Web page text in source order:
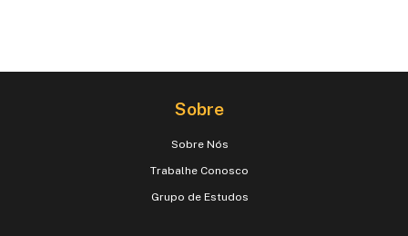
Sobre
Sobre Nós
Trabalhe Conosco
Grupo de Estudos